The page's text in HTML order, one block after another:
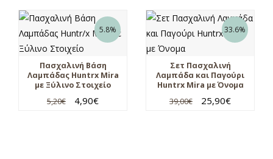
5.8%
Πασχαλινή Βάση
Λαμπάδας Huntrx Mira
με Ξύλινο Στοιχείο
5,20€ 4,90€
33.6%
Σετ Πασχαλινή
Λαμπάδα και Παγούρι
Huntrx Mira με Όνομα
39,00€ 25,90€